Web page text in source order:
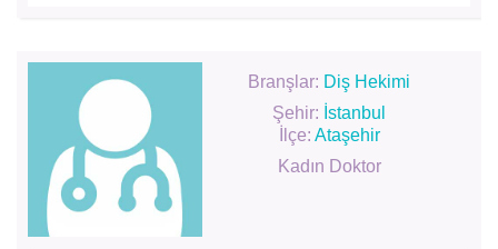
Branşlar: Diş Hekimi
Şehir: İstanbul
İlçe: Ataşehir
Kadın Doktor